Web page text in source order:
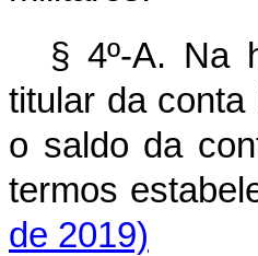
§ 4º-A. Na
titular da conta
o saldo da
termos
de 2019)